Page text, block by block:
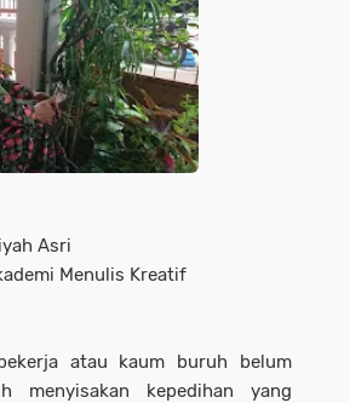
Asri
Menulis Kreatif
atau kaum buruh belum
menyisakan kepedihan yang